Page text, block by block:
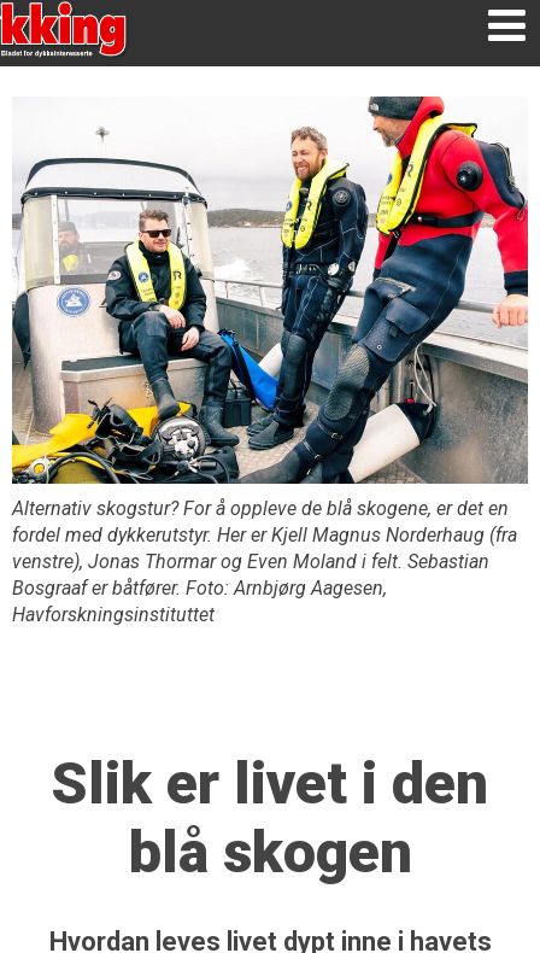
Alternativ skogstur? For å oppleve de blå skogene, er det en
fordel med dykkerutstyr. Her er Kjell Magnus Norderhaug (fra
venstre), Jonas Thormar og Even Moland i felt. Sebastian
Bosgraaf er båtfører. Foto: Arnbjørg Aagesen,
Havforskningsinstituttet
Slik er livet i den
blå skogen
Hvordan leves livet dypt inne i havets